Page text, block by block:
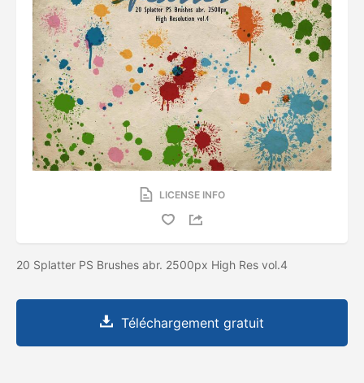
LICENSE INFO
20 Splatter PS Brushes abr. 2500px High Res vol.4
Téléchargement gratuit